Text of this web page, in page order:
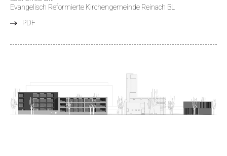
Evangelisch Reformierte Kirchengemeinde Reinach BL
PDF